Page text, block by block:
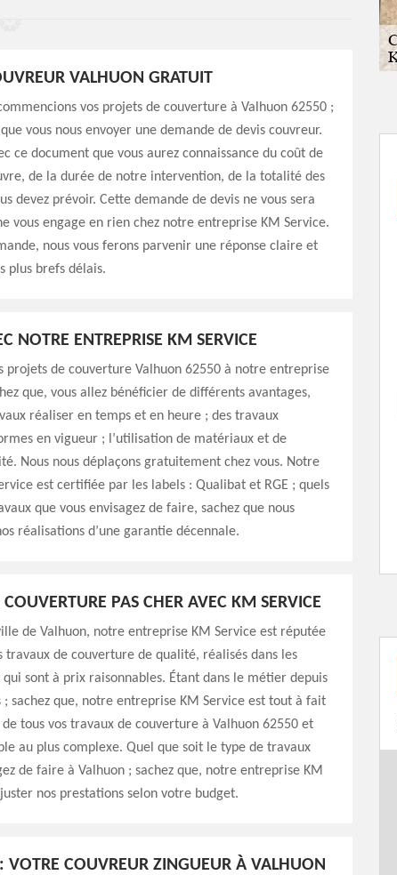
VALHUON GRATUIT
vos projets de couverture à Valhuon 62550 ;
vous nous envoyer une demande de devis couvreur.
ce document que vous aurez connaissance du coût de
de la durée de notre intervention, de la totalité des
devez prévoir. Cette demande de devis ne vous sera
vous engage en rien chez notre entreprise KM Service.
nous vous ferons parvenir une réponse claire et
plus brefs délais.
NOTRE ENTREPRISE KM SERVICE
projets de couverture Valhuon 62550 à notre entreprise
que, vous allez bénéficier de différents avantages,
réaliser en temps et en heure ; des travaux
en vigueur ; l’utilisation de matériaux et de
Nous nous déplaçons gratuitement chez vous. Notre
est certifiée par les labels : Qualibat et RGE ; quels
que vous envisagez de faire, sachez que nous
réalisations d’une garantie décennale.
PAS CHER AVEC KM SERVICE
de Valhuon, notre entreprise KM Service est réputée
travaux de couverture de qualité, réalisés dans les
qui sont à prix raisonnables. Étant dans le métier depuis
; sachez que, notre entreprise KM Service est tout à fait
de tous vos travaux de couverture à Valhuon 62550 et
au plus complexe. Quel que soit le type de travaux
de faire à Valhuon ; sachez que, notre entreprise KM
nos prestations selon votre budget.
VOTRE COUVREUR ZINGUEUR À VALHUON